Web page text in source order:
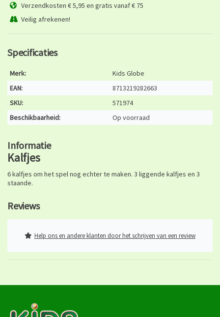
Verzendkosten € 5,95 en gratis vanaf € 75
Veilig afrekenen!
Specificaties
Merk:
Kids Globe
EAN:
8713219282663
SKU:
571974
Beschikbaarheid:
Op voorraad
Informatie
Kalfjes
6 kalfjes om het spel nog echter te maken. 3 liggende kalfjes en 3
staande.
Reviews
Help ons en andere klanten door het schrijven van een review